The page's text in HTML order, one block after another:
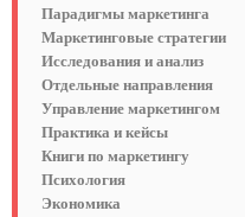
Парадигмы маркетинга
Маркетинговые стратегии
Исследования и анализ
Отдельные направления
Управление маркетингом
Практика и кейсы
Книги по маркетингу
Психология
Экономика